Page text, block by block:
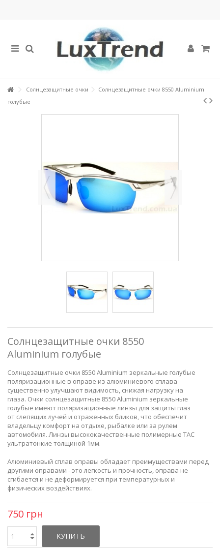
Солнцезащитные очки
Солнцезащитные очки 8550 Aluminium
голубые
Солнцезащитные очки 8550
Aluminium голубые
Солнцезащитные очки 8550 Aluminium зеркальные голубые
поляризационные в оправе из алюминиевого сплава
существенно улучшают видимость, снижая нагрузку на
глаза. Очки солнцезащитные 8550 Aluminium зеркальные
голубые имеют поляризационные линзы для защиты глаз
от слепящих лучей и отраженных бликов, что обеспечит
владельцу комфорт на отдыхе, рыбалке или за рулем
автомобиля. Линзы высококачественные полимерные TAC
ультратонкие толщиной 1мм.
Алюминиевый сплав оправы обладает преимуществами перед
другими оправами - это легкость и прочность, оправа не
сгибается и не деформируется при температурных и
физических воздействиях.
750 грн
КУПИТЬ